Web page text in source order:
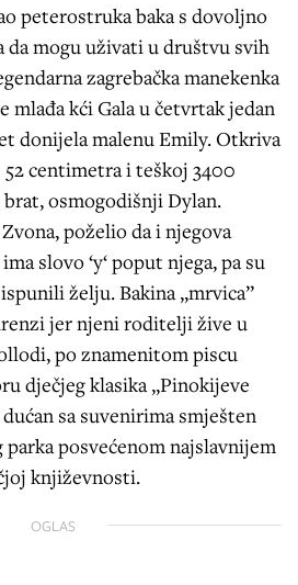
peterostruka baka s dovoljno
da mogu uživati u društvu svih
zagrebačka manekenka
mlađa kći Gala u četvrtak jedan
donijela malenu Emily. Otkriva
centimetra i teškoj 3400
osmogodišnji Dylan.
poželio da i njegova
slovo ‘y‘ poput njega, pa su
želju. Bakina „mrvica”
jer njeni roditelji žive u
po znamenitom piscu
dječjeg klasika „Pinokijeve
sa suvenirima smješten
parka posvećenom najslavnijem
književnosti.
OGLAS